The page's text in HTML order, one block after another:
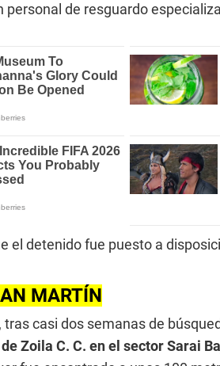
personal de resguardo
el detenido fue puesto a
MARTÍN
tras casi dos semanas de
Zoila C. C. en el sector Sarai